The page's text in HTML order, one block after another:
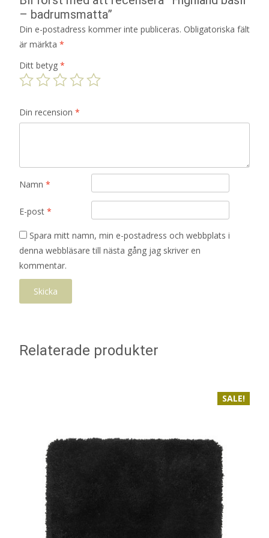
– badrumsmatta”
Din e-postadress kommer inte publiceras. Obligatoriska fält
är märkta *
Ditt betyg *
Din recension *
Namn *
E-post *
Spara mitt namn, min e-postadress och webbplats i
denna webbläsare till nästa gång jag skriver en
kommentar.
Relaterade produkter
SALE!